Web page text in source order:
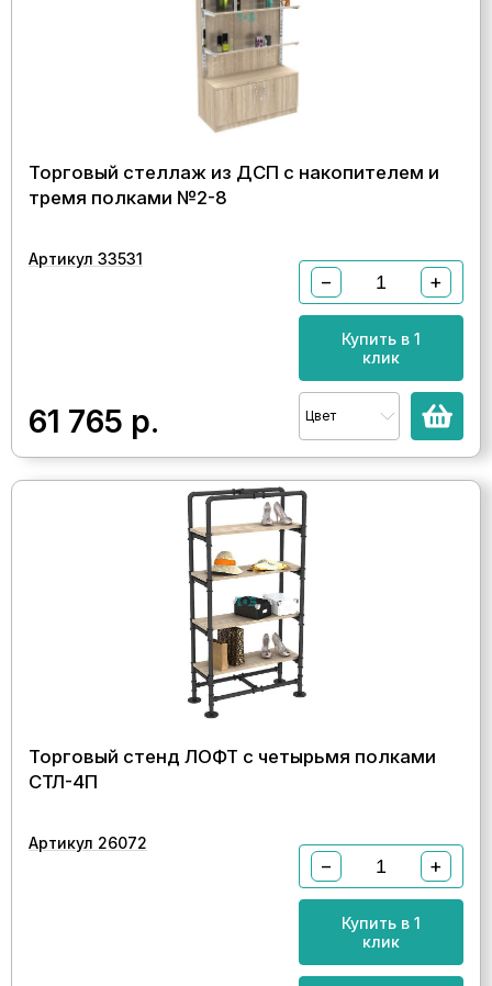
Торговый стеллаж из ДСП с накопителем и
тремя полками №2-8
Артикул 33531
61 765 р.
− +
Купить в 1
клик
Цвет
Торговый стенд ЛОФТ с четырьмя полками
СТЛ-4П
Артикул 26072
− +
Купить в 1
клик